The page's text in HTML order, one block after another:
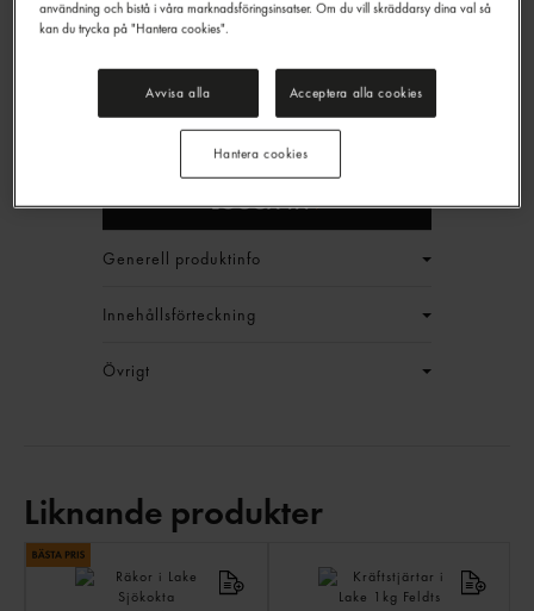
Seafood Flakes i Lake
Feldts1,5/1kg
EAN: 7392497971042
LOGGA IN
Generell produktinfo
Innehållsförteckning
Övrigt
Liknande produkter
användning och bistå i våra marknadsföringsinsatser. Om du vill skräddarsy dina val så
kan du trycka på "Hantera cookies".
Avvisa alla Acceptera alla cookies
Hantera cookies